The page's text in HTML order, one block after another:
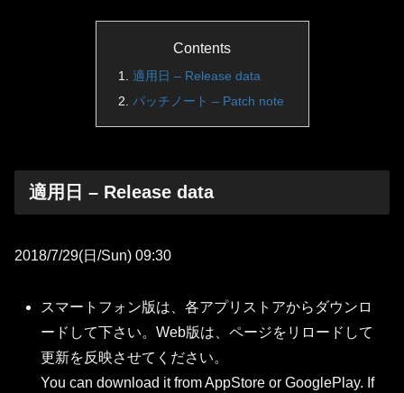
Contents
適用日 – Release data
パッチノート – Patch note
適用日 – Release data
2018/7/29(日/Sun) 09:30
スマートフォン版は、各アプリストアからダウンロ
ードして下さい。Web版は、ページをリロードして
更新を反映させてください。
You can download it from AppStore or GooglePlay. If